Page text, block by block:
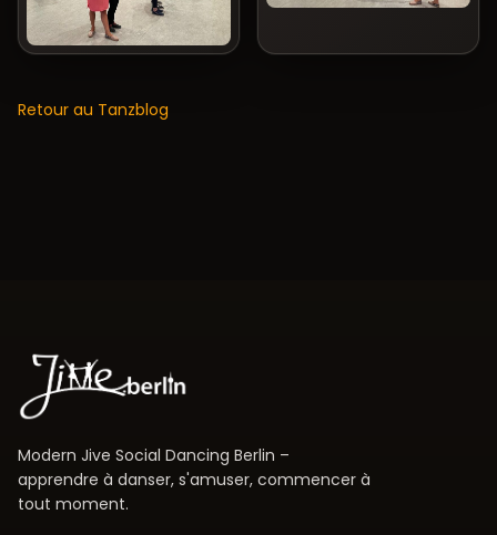
Retour au Tanzblog
Modern Jive Social Dancing Berlin –
apprendre à danser, s'amuser, commencer à
tout moment.